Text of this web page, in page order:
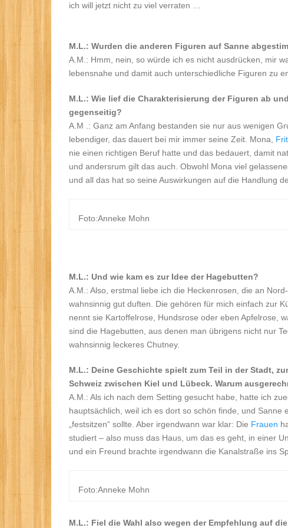
ich will jetzt nicht zu viel verraten …
M.L.: Wurden die anderen Figuren auf Sanne
A.M.: Hmm, nein, so würde ich es nicht ausdrücken, mir
lebensnahe und damit auch unterschiedliche Figuren zu
M.L.: Wie lief die Charakterisierung der Figuren ab
gegenseitig?
A.M .: Ganz am Anfang bestanden sie nur aus wenigen
lebendiger, das dauert bei mir immer seine Zeit. Mona,
nie einen richtigen Beruf hatte und das bedauert, damit
und andersrum gilt das auch. Obwohl Mona viel
und all das hat so seine Auswirkungen auf die Handlung
Foto:Anneke Mohn
M.L.: Und wie kam es zur Idee der Hagebutten?
A.M.: Also, erstmal liebe ich die Heckenrosen, die an
wahnsinnig gut duften. Die gehören für mich einfach zur
nennt sie Kartoffelrose, Hundsrose oder eben Apfelrose,
sind die Hagebutten, aus denen man übrigens nicht nur
wahnsinnig leckeres Chutney.
M.L.: Deine Geschichte spielt zum Teil in der Stadt,
Schweiz zwischen Kiel und Lübeck. Warum
A.M.: Als ich nach dem Setting gesucht habe, hatte ich
hauptsächlich, weil ich es dort so schön finde, und Sanne
„festsitzen“ sollte. Aber irgendwann war klar: Die Frauen
studiert – also muss das Haus, um das es geht, in einer
und ein Freund brachte irgendwann die Kanalstraße ins
Foto:Anneke Mohn
M.L.: Fiel die Wahl also wegen der Empfehlung auf